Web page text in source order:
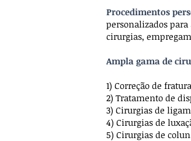
Procedimentos
personalizados
cirurgias,
Ampla gama de
1) Correção de
2) Tratamento de
3) Cirurgias de
4) Cirurgias de
5) Cirurgias de